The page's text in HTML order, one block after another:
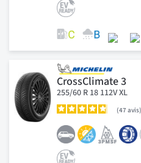
CrossClimate 3
255/60 R 18 112V XL
47 avis